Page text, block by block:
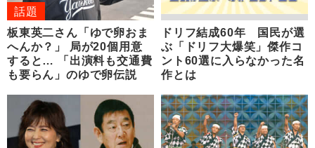
話題
板東英二さん「ゆで卵おま
へんか？」 局が20個用意
すると… 「出演料も交通費
も要らん」のゆで卵伝説
ドリフ結成60年 国民が選
ぶ「ドリフ大爆笑」傑作コ
ント60選に入らなかった名
作とは